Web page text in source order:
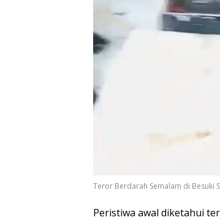
Teror Berdarah Semalam di Besuki
Peristiwa awal diketahui